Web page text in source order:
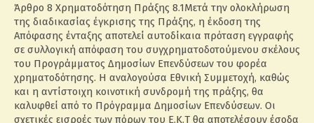
Άρθρο 8 Χρηματοδότηση Πράξης 8.1Μετά την ολοκλήρωση
της διαδικασίας έγκρισης της Πράξης, η έκδοση της
Απόφασης ένταξης αποτελεί αυτοδίκαια πρόταση εγγραφής
σε συλλογική απόφαση του συγχρηματοδοτούμενου σκέλους
του Προγράμματος Δημοσίων Επενδύσεων του φορέα
χρηματοδότησης. Η αναλογούσα Εθνική Συμμετοχή, καθώς
και η αντίστοιχη κοινοτική συνδρομή της πράξης, θα
καλυφθεί από το Πρόγραμμα Δημοσίων Επενδύσεων. Οι
σχετικές εισροές των πόρων του Ε.Κ.Τ θα αποτελέσουν έσοδα